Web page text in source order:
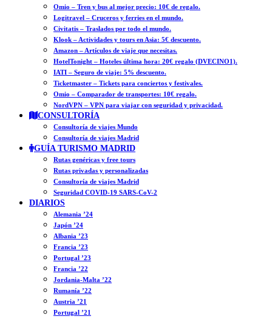
Omio – Tren y bus al mejor precio: 10€ de regalo.
Logitravel – Cruceros y ferries en el mundo.
Civitatis – Traslados por todo el mundo.
Klook – Actividades y tours en Asia: 5€ descuento.
Amazon – Artículos de viaje que necesitas.
HotelTonight – Hoteles última hora: 20€ regalo (DVECINO1).
IATI – Seguro de viaje: 5% descuento.
Ticketmaster – Tickets para conciertos y festivales.
Omio – Comparador de transportes: 10€ regalo.
NordVPN – VPN para viajar con seguridad y privacidad.
CONSULTORÍA
Consultoría de viajes Mundo
Consultoría de viajes Madrid
GUÍA TURISMO MADRID
Rutas genéricas y free tours
Rutas privadas y personalizadas
Consultoría de viajes Madrid
Seguridad COVID-19 SARS-CoV-2
DIARIOS
Alemania ’24
Japón ’24
Albania ’23
Francia ’23
Portugal ’23
Francia ’22
Jordania-Malta ’22
Rumanía ’22
Austria ’21
Portugal ’21